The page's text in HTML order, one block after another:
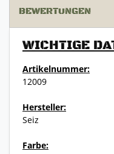
BEWERTUNGEN
WICHTIGE
Artikelnummer:
12009
Hersteller:
Seiz
Farbe: